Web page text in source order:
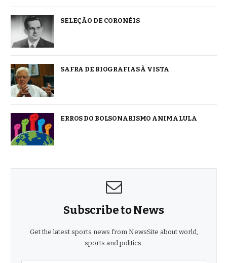
SELEÇÃO DE CORONÉIS
SAFRA DE BIOGRAFIAS À VISTA
ERROS DO BOLSONARISMO ANIMA LULA
Subscribe to News
Get the latest sports news from NewsSite about world,
sports and politics.